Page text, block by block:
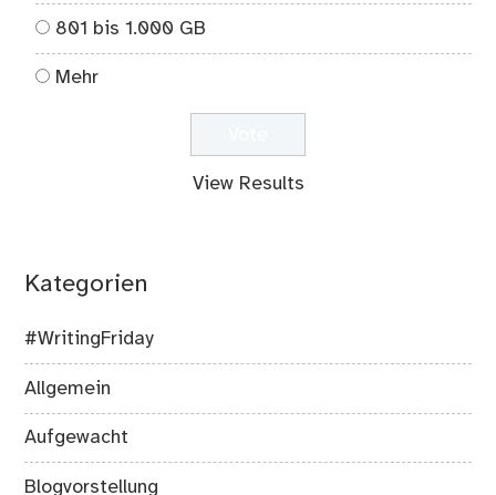
801 bis 1.000 GB
Mehr
View Results
Kategorien
#WritingFriday
Allgemein
Aufgewacht
Blogvorstellung